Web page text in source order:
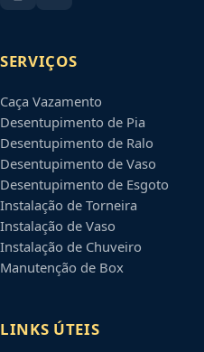
SERVIÇOS
Caça Vazamento
Desentupimento de Pia
Desentupimento de Ralo
Desentupimento de Vaso
Desentupimento de Esgoto
Instalação de Torneira
Instalação de Vaso
Instalação de Chuveiro
Manutenção de Box
LINKS ÚTEIS